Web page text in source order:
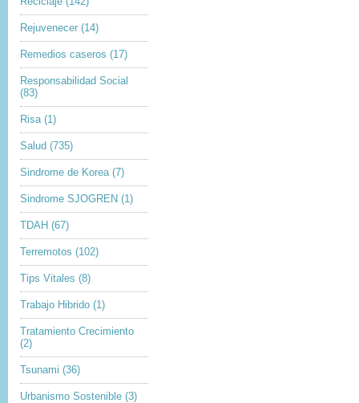
Rejuvenecer (14)
Remedios caseros (17)
Responsabilidad Social
(83)
Risa (1)
Salud (735)
Sindrome de Korea (7)
Sindrome SJOGREN (1)
TDAH (67)
Terremotos (102)
Tips Vitales (8)
Trabajo Hibrido (1)
Tratamiento Crecimiento
(2)
Tsunami (36)
Urbanismo Sostenible (3)